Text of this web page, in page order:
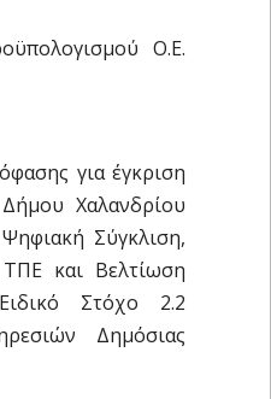
Ο.Ε.
για έγκριση
Χαλανδρίου
Σύγκλιση,
και Βελτίωση
Στόχο 2.2
Δημόσιας